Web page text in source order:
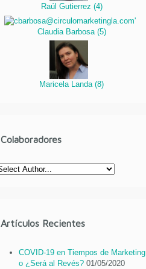
Raúl Gutierrez (4)
Claudia Barbosa (5)
Maricela Landa(8)
Colaboradores
Artículos Recientes
COVID-19 en Tiempos de Marketing
o ¿Será al Revés? 01/05/2020